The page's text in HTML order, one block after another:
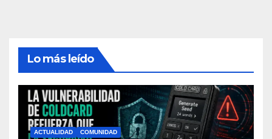
Lo más leído
ACTUALIDAD COMUNIDAD